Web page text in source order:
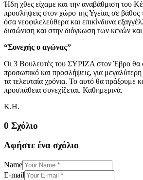
Ήδη χθες είχαμε και την αναβάθμιση του
προσλήψεις στον χώρο της Υγείας σε
όσα νεοφιλελεύθερα και επικίνδυνα
διαιώνιση και στην διόγκωση των κενών
“Συνεχής ο αγώνας”
Οι 3 Βουλευτές του ΣΥΡΙΖΑ στον Έβρο θα
προσωπικό και προσλήψεις, για
τα τελευταία χρόνια. Το αυτό θα πράξουμε
προσπάθεια συνεχίζεται. Καθημερινά.
Κ.Η.
0 Σχόλιο
Αφήστε ένα σχόλιο
Name
E-mail